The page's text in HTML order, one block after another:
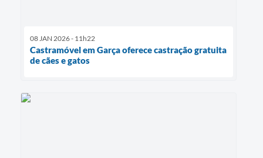
08 JAN 2026 - 11h22
Castramóvel em Garça oferece castração gratuita
de cães e gatos